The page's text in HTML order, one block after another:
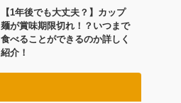
【1年後でも大丈夫？】カップ
麺が賞味期限切れ！？いつまで
食べることができるのか詳しく
紹介！